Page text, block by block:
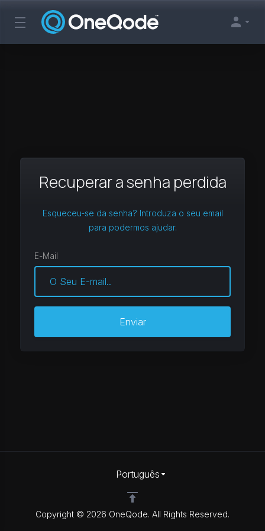
Recuperar a senha perdida
Esqueceu-se da senha? Introduza o seu email
para podermos ajudar.
E-Mail
Enviar
Copyright © 2026 OneQode. All Rights Reserved.
Português